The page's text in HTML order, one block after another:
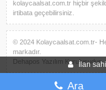
İlan
Ara
kolaycaalsat.com.tr hiçbir
irtibata geçebilirsiniz.
© 2024 Kolaycaalsat.com.tr-
markadır.
Dehapos Yazılım Kuruluşudur.